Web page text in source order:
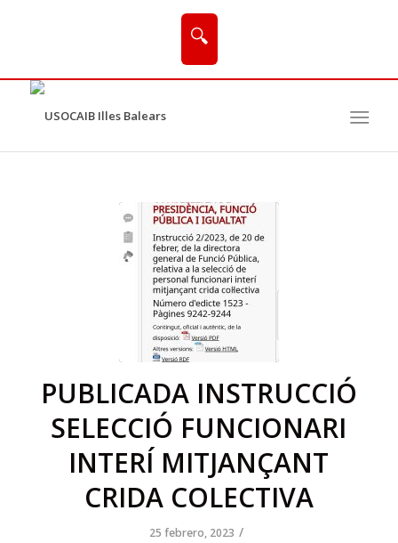
🔍
PUBLICADA INSTRUCCIÓ
SELECCIÓ FUNCIONARI
INTERÍ MITJANÇANT
CRIDA COLECTIVA
25 febrero, 2023 /